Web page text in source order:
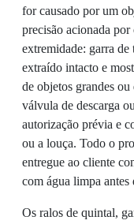
for causado por um
precisão acionada
extremidade: garra de
extraído intacto e
de objetos grandes
válvula de descarga
autorização prévia e
ou a louça. Todo o
entregue ao cliente
com água limpa
Os ralos de quintal,